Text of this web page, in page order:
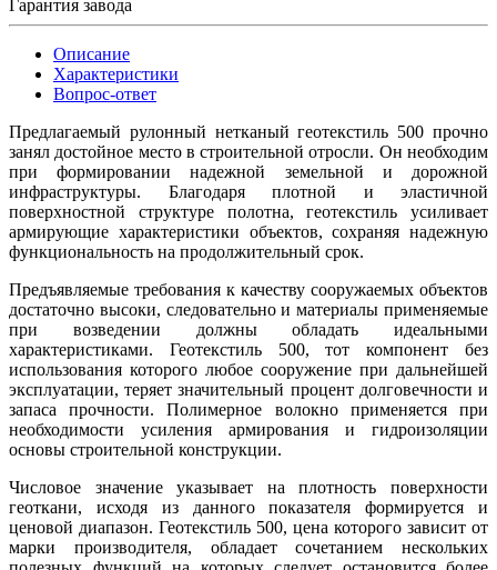
Гарантия завода
Описание
Характеристики
Вопрос-ответ
Предлагаемый рулонный нетканый геотекстиль 500 прочно
занял достойное место в строительной отросли. Он необходим
при формировании надежной земельной и дорожной
инфраструктуры. Благодаря плотной и эластичной
поверхностной структуре полотна, геотекстиль усиливает
армирующие характеристики объектов, сохраняя надежную
функциональность на продолжительный срок.
Предъявляемые требования к качеству сооружаемых объектов
достаточно высоки, следовательно и материалы применяемые
при возведении должны обладать идеальными
характеристиками. Геотекстиль 500, тот компонент без
использования которого любое сооружение при дальнейшей
эксплуатации, теряет значительный процент долговечности и
запаса прочности. Полимерное волокно применяется при
необходимости усиления армирования и гидроизоляции
основы строительной конструкции.
Числовое значение указывает на плотность поверхности
геоткани, исходя из данного показателя формируется и
ценовой диапазон. Геотекстиль 500, цена которого зависит от
марки производителя, обладает сочетанием нескольких